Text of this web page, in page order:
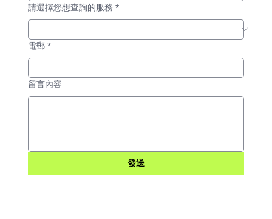
請選擇您想查詢的服務 *
電郵 *
留言內容
發送